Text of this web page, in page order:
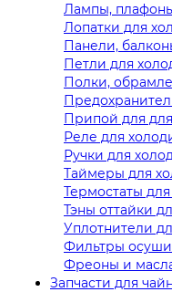
Лампы,
Лопатки для
Панели,
Петли для
Полки,
Припой для
Реле для
Ручки для
Таймеры для
Термостаты
Тэны оттайки
Уплотнители
Фильтры
Фреоны и
Запчасти для